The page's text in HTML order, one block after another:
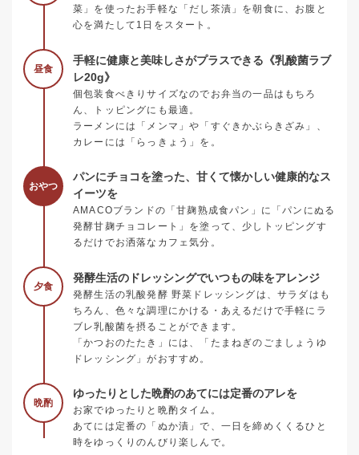
菜」を使ったお手軽な「だし茶漬」を朝食に、お腹と
心を満たして1日をスタート。
昼食
手軽に健康と美味しさがプラスできる《乳酸菌ラブ
レ20g》
個包装食べきりサイズなのでお弁当の一品はもちろ
ん、トッピングにも最適。
ラーメンには「メンマ」や「すぐきかぶらきざみ」、
カレーには「らっきょう」を。
おやつ
パンにチョコを塗った、甘くて懐かしい健康的なス
イーツを
AMACOブランドの「甘麹熟成食パン」に「パンにぬる
発酵甘麹チョコレート」を塗って、少しトッピングす
るだけでお洒落なカフェ気分。
夕食
発酵生活のドレッシングでいつもの味をアレンジ
発酵生活の乳酸発酵 野菜ドレッシングは、サラダはも
ちろん、色々な調理にかける・あえるだけで手軽にラ
ブレ乳酸菌を摂ることができます。
「かつおのたたき」には、「たまねぎのごましょうゆ
ドレッシング」がおすすめ。
晩酌
ゆったりとした晩酌のあてには定番のアレを
お家でゆったりと晩酌タイム。
あてには定番の「ぬか漬」で、一日を締めくくるひと
時をゆっくりのんびり楽しんで。